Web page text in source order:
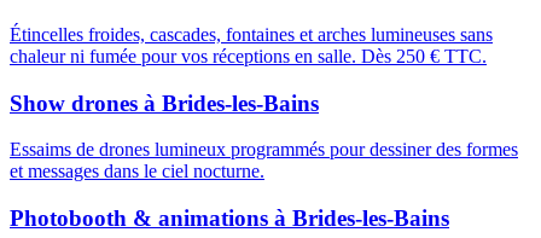
Étincelles froides, cascades, fontaines et arches lumineuses sans
chaleur ni fumée pour vos réceptions en salle. Dès 250 € TTC.
Show drones à Brides-les-Bains
Essaims de drones lumineux programmés pour dessiner des formes
et messages dans le ciel nocturne.
Photobooth & animations à Brides-les-Bains